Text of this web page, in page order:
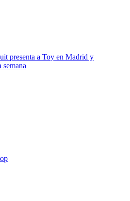
presenta a Toy en Madrid y